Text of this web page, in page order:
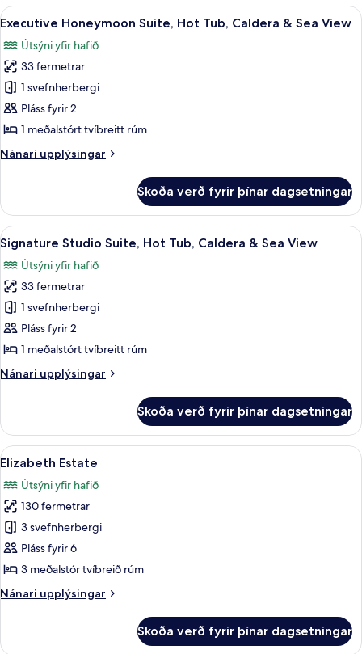
Sea
View
Suite,
1
Hot
Tub,
Caldera
&
Sea
View
Skoða
allar
myndir
fyrir
Executive
Honeymoon
Suite,
Tub,
Sea
View
Executive Honeymoon Suite, Hot
18
Executive Honeymoon Suite, Hot Tub, Caldera & Sea View
Útsýni yfir hafið
33 fermetrar
1 svefnherbergi
Pláss fyrir 2
1 meðalstórt tvíbreitt rúm
Nánari upplýsingar
Nánari
Honeymoon
Suite,
Hot
Tub,
Caldera
&
Sea
View
Skoða verð fyrir þínar dagsetningar
Skoða
allar
myndir
fyrir
Signature
Studio
Suite,
Tub,
Sea
View
Signature Studio Suite, Hot Tub,
10
Signature Studio Suite, Hot Tub, Caldera & Sea View
Útsýni yfir hafið
33 fermetrar
1 svefnherbergi
Pláss fyrir 2
1 meðalstórt tvíbreitt rúm
Nánari upplýsingar
Nánari
Studio
Suite,
Hot
Caldera
&
Sea
View
Skoða verð fyrir þínar dagsetningar
Skoða
allar
myndir
fyrir
Elizabeth
Estate
7
Elizabeth Estate
Útsýni yfir hafið
130 fermetrar
3 svefnherbergi
Pláss fyrir 6
3 meðalstór tvíbreið rúm
Nánari upplýsingar
Nánari
Estate
Skoða verð fyrir þínar dagsetningar